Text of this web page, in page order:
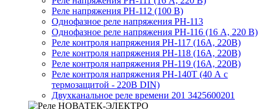
Реле напряжения РН-112 (100 В)
Однофазное реле напряжения РН-113
Однофазное реле напряжения РН-116 (16 А, 220 В)
Реле контроля напряжения РН-117 (16А, 220В)
Реле контроля напряжения РН-118 (16А, 220В)
Реле контроля напряжения РН-119 (16А, 220В)
Реле контроля напряжения РН-140Т (40 А с
термозащитой - 220В DIN)
Двухканальное реле времени 201 3425600201